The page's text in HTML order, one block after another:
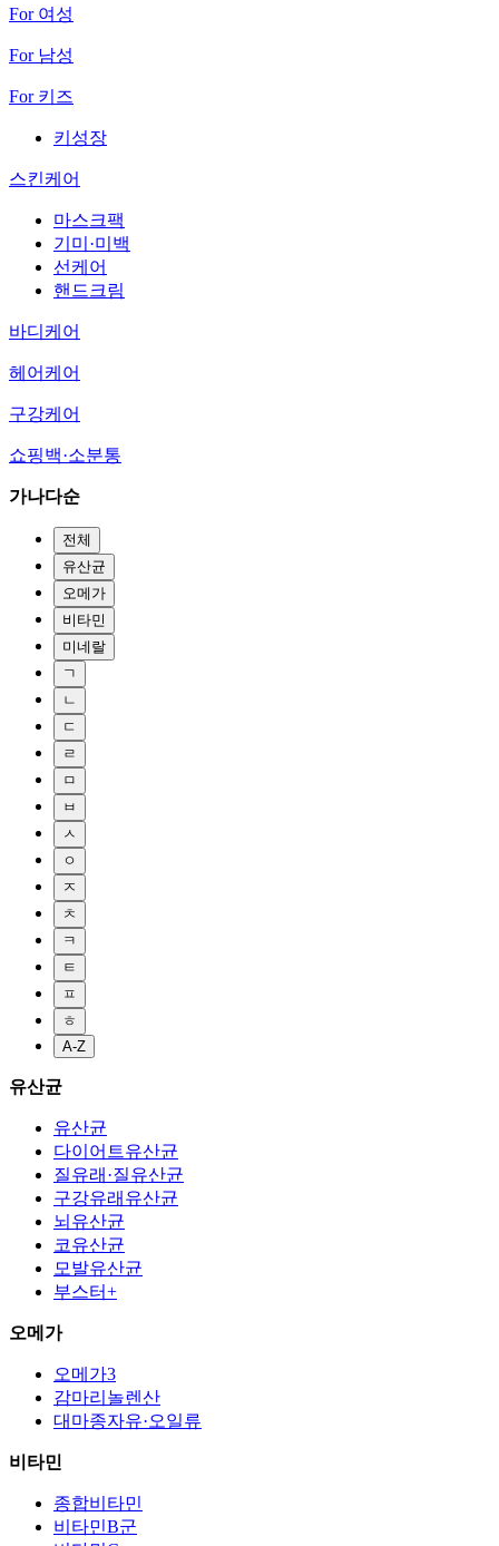
For 여성
For 남성
For 키즈
키성장
스킨케어
마스크팩
기미·미백
선케어
핸드크림
바디케어
헤어케어
구강케어
쇼핑백·소분통
가나다순
전체
유산균
오메가
비타민
미네랄
ㄱ
ㄴ
ㄷ
ㄹ
ㅁ
ㅂ
ㅅ
ㅇ
ㅈ
ㅊ
ㅋ
ㅌ
ㅍ
ㅎ
A-Z
유산균
유산균
다이어트유산균
질유래·질유산균
구강유래유산균
뇌유산균
코유산균
모발유산균
부스터+
오메가
오메가3
감마리놀렌산
대마종자유·오일류
비타민
종합비타민
비타민B군